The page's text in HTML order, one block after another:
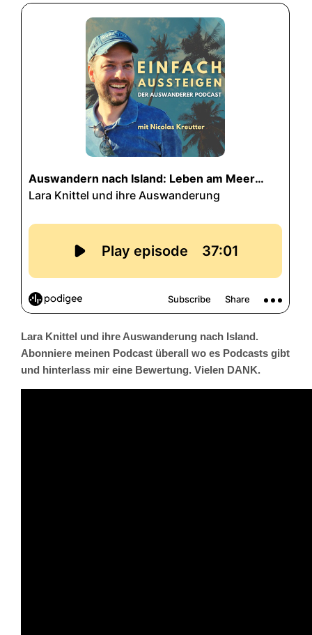
Lara Knittel und ihre Auswanderung nach Island.
Abonniere meinen Podcast überall wo es Podcasts gibt
und hinterlass mir eine Bewertung. Vielen DANK.